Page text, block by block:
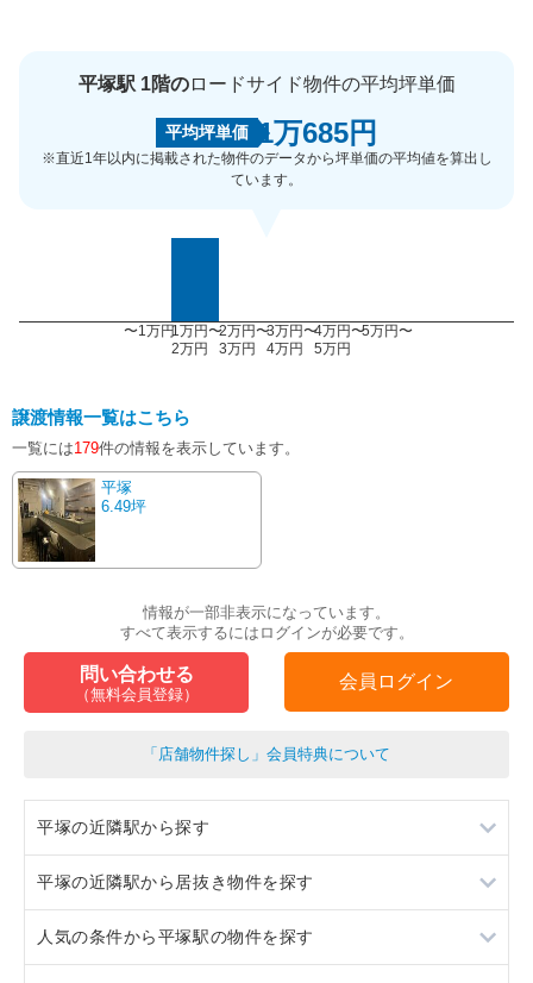
平塚駅 1階のロードサイド物件の平均坪単価
平均坪単価 1万685円
※直近1年以内に掲載された物件のデータから坪単価の平均値を算出し
ています。
〜1万円1万円〜
2万円
2万円〜
3万円
3万円〜
4万円
4万円〜
5万円
5万円〜
譲渡情報一覧はこちら
一覧には179件の情報を表示しています。
平塚
6.49坪
情報が一部非表示になっています。
すべて表示するにはログインが必要です。
問い合わせる
（無料会員登録）
会員ログイン
「店舗物件探し」会員特典について
平塚の近隣駅から探す
大磯
茅ヶ崎
平塚の近隣駅から居抜き物件を探す
大磯
人気の条件から平塚駅の物件を探す